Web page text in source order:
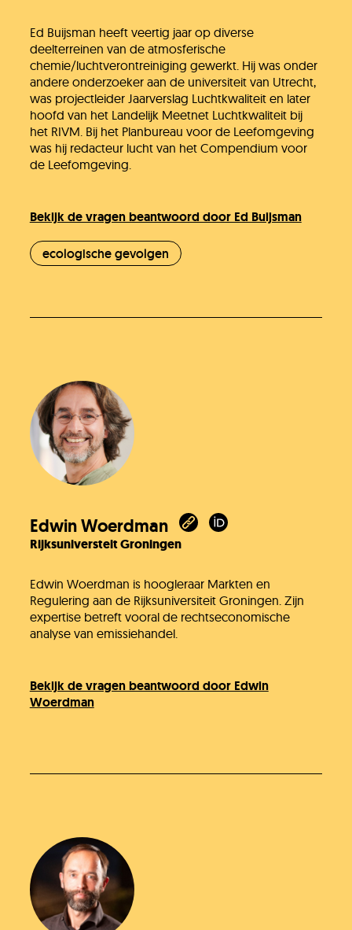
Ed Buijsman heeft veertig jaar op diverse
deelterreinen van de atmosferische
chemie/luchtverontreiniging gewerkt. Hij was onder
andere onderzoeker aan de universiteit van Utrecht,
was projectleider Jaarverslag Luchtkwaliteit en later
hoofd van het Landelijk Meetnet Luchtkwaliteit bij
het RIVM. Bij het Planbureau voor de Leefomgeving
was hij redacteur lucht van het Compendium voor
de Leefomgeving.
Bekijk de vragen beantwoord door Ed Buijsman
ecologische gevolgen
Edwin Woerdman
Rijksuniversteit Groningen
Edwin Woerdman is hoogleraar Markten en
Regulering aan de Rijksuniversiteit Groningen. Zijn
expertise betreft vooral de rechtseconomische
analyse van emissiehandel.
Bekijk de vragen beantwoord door Edwin
Woerdman